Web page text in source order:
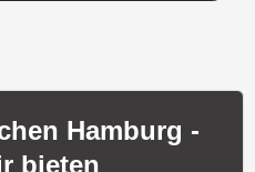
Hamburg -
bieten